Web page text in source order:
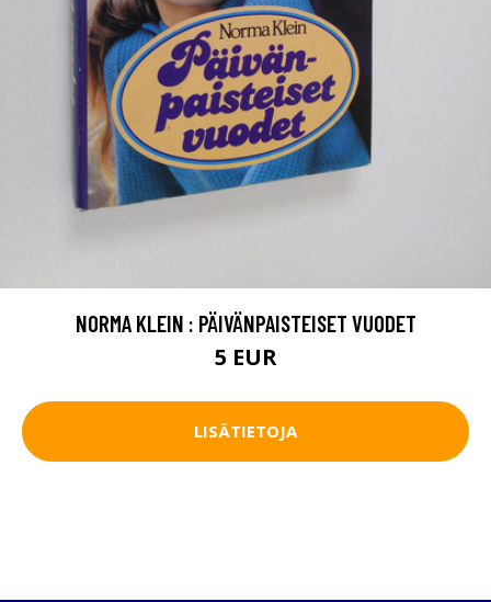
NORMA KLEIN : PÄIVÄNPAISTEISET VUODET
5 EUR
LISÄTIETOJA